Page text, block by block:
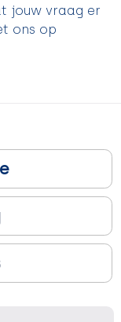
jouw vraag er
ons op